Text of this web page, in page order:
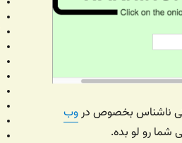
ناشناس بخصوص دروب
رو لو بده.